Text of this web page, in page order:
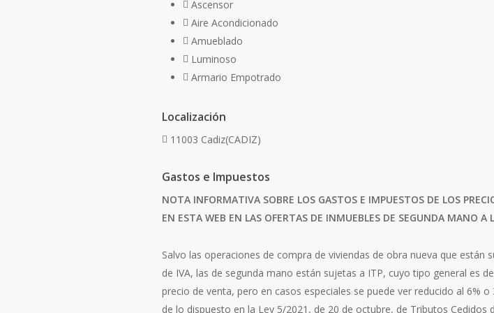
Ascensor
Aire Acondicionado
Amueblado
Luminoso
Armario Empotrado
Localización
11003 Cadiz(CADIZ)
Gastos e Impuestos
NOTA INFORMATIVA SOBRE LOS GASTOS E IMPUESTOS DE LOS
EN ESTA WEB EN LAS OFERTAS DE INMUEBLES DE SEGUNDA MANO A
Salvo las operaciones de compra de viviendas de obra nueva que están
de IVA, las de segunda mano están sujetas a ITP, cuyo tipo general es
precio de venta, pero en casos especiales se puede ver reducido al 6% o
de lo dispuesto en la Ley 5/2021, de 20 de octubre, de Tributos Cedidos